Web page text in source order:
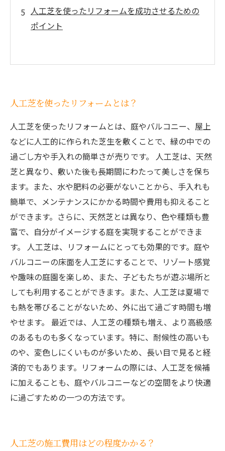
人工芝を使ったリフォームを成功させるための
ポイント
人工芝を使ったリフォームとは？
人工芝を使ったリフォームとは、庭やバルコニー、屋上
などに人工的に作られた芝生を敷くことで、緑の中での
過ごし方や手入れの簡単さが売りです。 人工芝は、天然
芝と異なり、敷いた後も長期間にわたって美しさを保ち
ます。また、水や肥料の必要がないことから、手入れも
簡単で、メンテナンスにかかる時間や費用も抑えること
ができます。さらに、天然芝とは異なり、色や種類も豊
富で、自分がイメージする庭を実現することができま
す。 人工芝は、リフォームにとっても効果的です。庭や
バルコニーの床面を人工芝にすることで、リゾート感覚
や趣味の庭園を楽しめ、また、子どもたちが遊ぶ場所と
しても利用することができます。また、人工芝は夏場で
も熱を帯びることがないため、外に出て過ごす時間も増
やせます。 最近では、人工芝の種類も増え、より高級感
のあるものも多くなっています。特に、耐候性の高いも
のや、変色しにくいものが多いため、長い目で見ると経
済的でもあります。リフォームの際には、人工芝を候補
に加えることも、庭やバルコニーなどの空間をより快適
に過ごすための一つの方法です。
人工芝の施工費用はどの程度かかる？